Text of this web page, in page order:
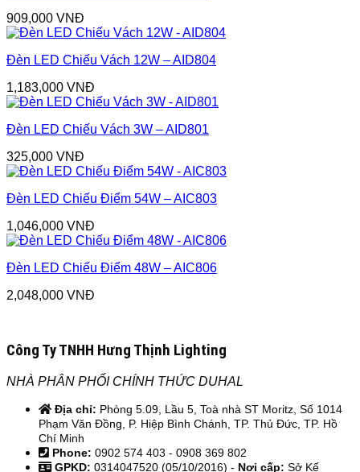
909,000 VNĐ
Đèn LED Chiếu Vách 12W – AID804
1,183,000 VNĐ
Đèn LED Chiếu Vách 3W – AID801
325,000 VNĐ
Đèn LED Chiếu Điểm 54W – AIC803
1,046,000 VNĐ
Đèn LED Chiếu Điểm 48W – AIC806
2,048,000 VNĐ
Công Ty TNHH Hưng Thịnh Lighting
NHÀ PHÂN PHỐI CHÍNH THỨC DUHAL
Địa chỉ: Phòng 5.09, Lầu 5, Toà nhà ST Moritz, Số 1014
Phạm Văn Đồng, P. Hiệp Bình Chánh, TP. Thủ Đức, TP. Hồ
Chí Minh
Phone: 0902 574 403 - 0908 369 802
GPKD: 0314047520 (05/10/2016) - Nơi cấp: Sở Kế